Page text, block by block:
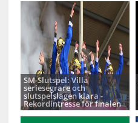
SM-Slutspel: Villa
seriesegrare och
slutspelslagen klara -
Rekordintresse för finalen